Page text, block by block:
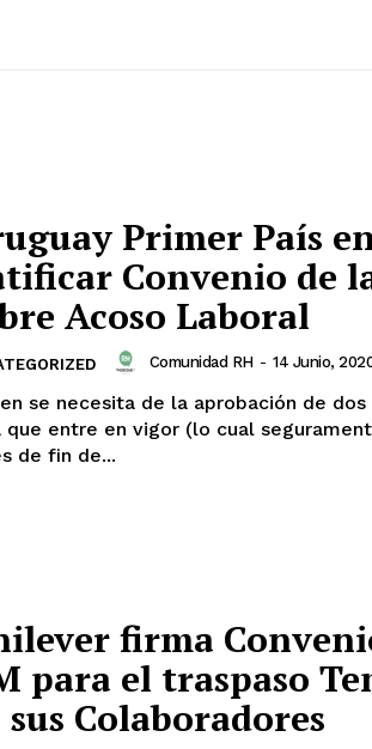
Primer País
Convenio de
Acoso Laboral
Comunidad RH - 14 Junio,
se necesita de la aprobación de dos
que entre en vigor (lo cual
de fin de...
firma
para el traspaso
sus Colaboradores